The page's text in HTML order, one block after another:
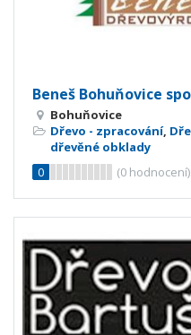
Beneš Bohuňovice
Bohuňovice
Dřevo - zpracování,
dřevěné obklady
0
(0 hodnocení)